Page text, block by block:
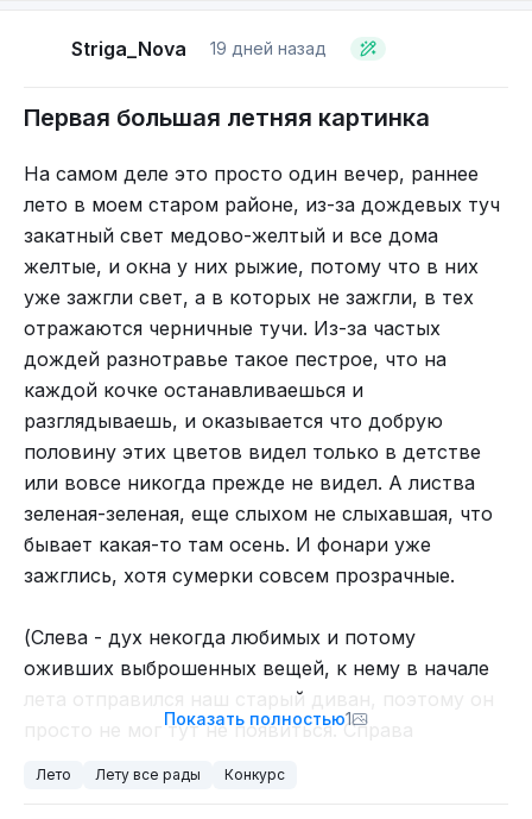
Striga_Nova 19 дней назад
Первая большая летняя картинка
На самом деле это просто один вечер, раннее
лето в моем старом районе, из-за дождевых туч
закатный свет медово-желтый и все дома
желтые, и окна у них рыжие, потому что в них
уже зажгли свет, а в которых не зажгли, в тех
отражаются черничные тучи. Из-за частых
дождей разнотравье такое пестрое, что на
каждой кочке останавливаешься и
разглядываешь, и оказывается что добрую
половину этих цветов видел только в детстве
или вовсе никогда прежде не видел. А листва
зеленая-зеленая, еще слыхом не слыхавшая, что
бывает какая-то там осень. И фонари уже
зажглись, хотя сумерки совсем прозрачные.
(Слева - дух некогда любимых и потому
оживших выброшенных вещей, к нему в начале
лета отправился наш старый диван, поэтому он
просто не мог тут не появиться. Справа
Показать полностью1
Лето Лету все рады Конкурс